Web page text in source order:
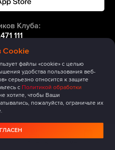
Cookie
файлы «cookie» с целью
удобства пользования веб-
серьезно относится к защите
с Политикой обработки
хотите, чтобы Ваши
пожалуйста, ограничьте их
Клуба:
471 111